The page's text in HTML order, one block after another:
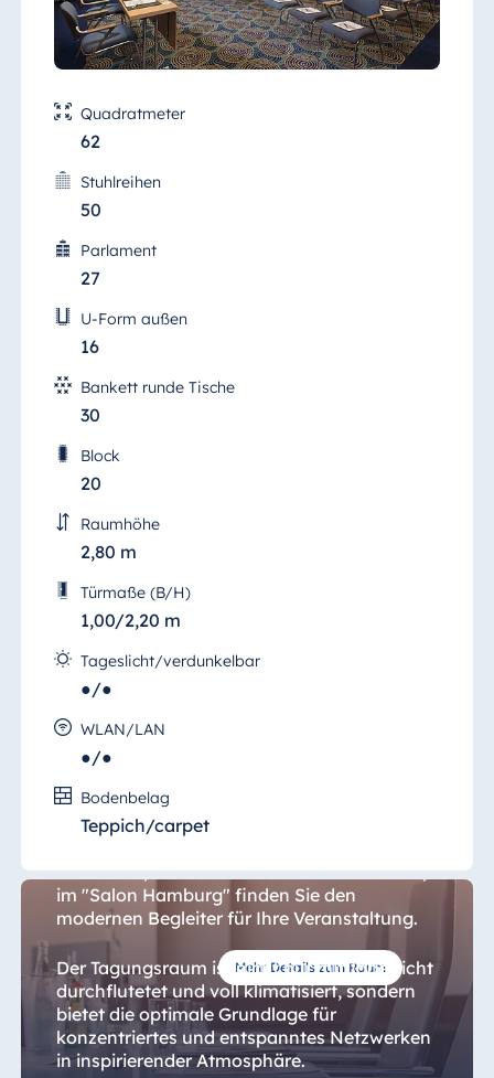
Quadratmeter
62
Stuhlreihen
50
Parlament
27
U-Form außen
16
Bankett runde Tische
30
Block
20
Raumhöhe
2,80 m
Türmaße (B/H)
1,00/2,20 m
Tageslicht/verdunkelbar
●/●
WLAN/LAN
●/●
Bodenbelag
Teppich/carpet
Mehr Details zum Raum
Salon Hamburg
Konferenz, Kunden- oder Mitarbeiterevents,
im "Salon Hamburg" finden Sie den
modernen Begleiter für Ihre Veranstaltung.
Der Tagungsraum ist nicht nur mit Tageslicht
durchflutetet und voll klimatisiert, sondern
bietet die optimale Grundlage für
konzentriertes und entspanntes Netzwerken
in inspirierender Atmosphäre.